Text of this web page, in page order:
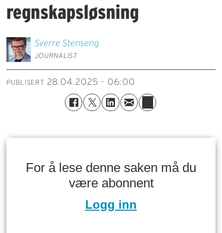
regnskapsløsning
Sverre Stenseng
JOURNALIST
PUBLISERT 28.04.2025 - 06:00
For å lese denne saken må du
være abonnent
Logg inn